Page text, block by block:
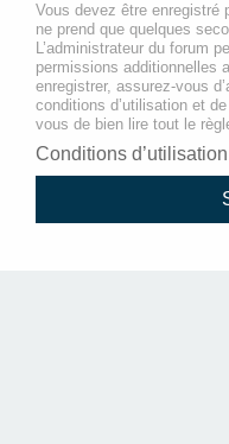
Vous devez être enregistré
ne prend que quelques
L’administrateur du forum
permissions additionnelles
enregistrer, assurez-vous
conditions d’utilisation et
vous de bien lire tout le
Conditions d’utilisation